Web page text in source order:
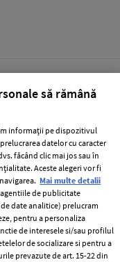
să rămână
informații pe dispozitivul
datelor cu caracter
făcând clic mai jos sau în
Aceste alegeri vor fi
Mai multe detalii
de publicitate
date analitice) prelucram
pentru a personaliza
de interesele si/sau profilul
de socializare si pentru a
prevazute de art. 15-22 din